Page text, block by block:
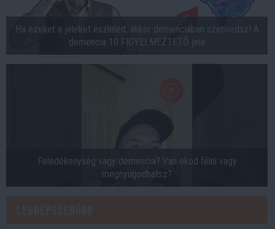
Ha ezeket a jeleket észleled, akkor demenciában szenvedsz! A
demencia 10 FIGYELMEZTETŐ jele
Feledékenység vagy demencia? Van okod félni vagy
megnyugodhatsz?